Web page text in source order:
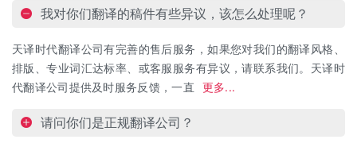
我对你们翻译的稿件有些异议，该怎么处理呢？
天译时代翻译公司有完善的售后服务，如果您对我们的翻译风格、
排版、专业词汇达标率、或客服服务有异议，请联系我们。天译时
代翻译公司提供及时服务反馈，一直
更多...
请问你们是正规翻译公司？